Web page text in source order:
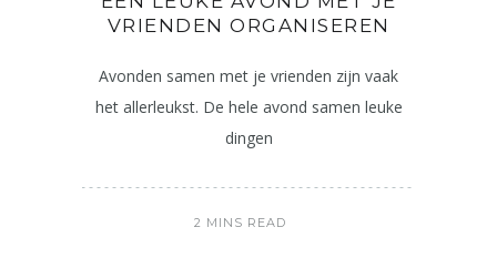
VRIENDEN ORGANISEREN
Avonden samen met je vrienden zijn vaak
het allerleukst. De hele avond samen leuke
dingen
2 MINS READ